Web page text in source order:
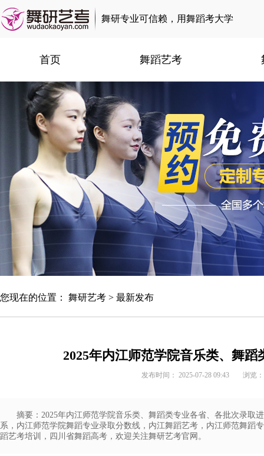
舞研专业可信赖，用舞蹈考大学
首页 舞蹈艺考
您现在的位置： 舞研艺考 > 最新发布
2025年内江师范学院音乐类、舞
发布时间： 2025-07-28 09:43 浏览：
摘要：2025年内江师范学院音乐类、舞蹈类专业各省、各批次录取
系，内江师范学院舞蹈专业录取分数线，内江舞蹈艺考，内江师范舞蹈
蹈艺考培训，四川省舞蹈高考，欢迎关注舞研艺考官网。
★★★★★
全年即到即学，根据报到及考学时间确定班
咨询报名